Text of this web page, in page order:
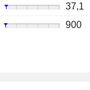
37,1
900